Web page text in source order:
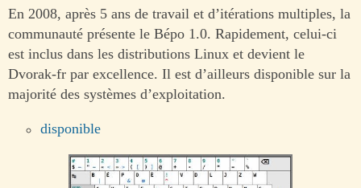
En 2008, après 5 ans de travail et d’itérations multiples, la
communauté présente le Bépo 1.0. Rapidement, celui-ci
est inclus dans les distributions Linux et devient le
Dvorak-fr par excellence. Il est d’ailleurs disponible sur la
majorité des systèmes d’exploitation.
disponible